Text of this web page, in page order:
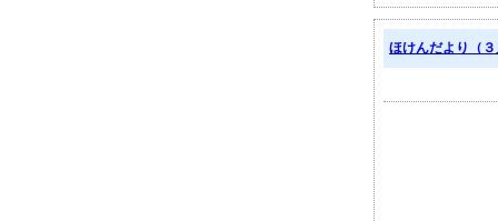
ほけんだより（